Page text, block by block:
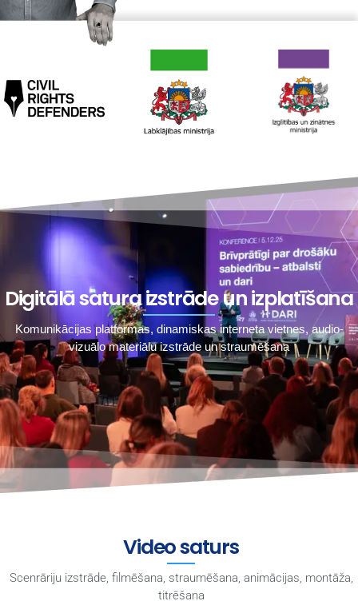
Digitālā satura izstrāde un izplatīšana
Komunikācijas platformas, dinamiskas interneta vietnes, audio-
vizuālo materiālu izstrāde un straumēšana
Video saturs
Scenrāriju izstrāde, filmēšana, straumēšana, animācijas, montāža,
titrēšana